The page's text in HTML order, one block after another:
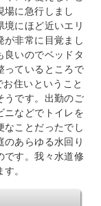
場に急行しまし
にほど近いエリ
が非常に目覚まし
良いのでベッドタ
っているところで
住いということ
うです。出勤のご
ニなどでトイレを
なことだったでし
のあらゆる水回り
です。我々水道修
。